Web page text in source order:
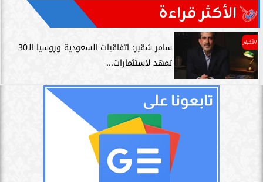
الأكثر قراءة
الأخبار
سامر شقير: اتفاقيات السعودية وروسيا الـ30
تمهد لاستثمارات...